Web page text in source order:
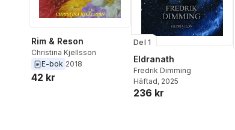
Rim & Reson
Christina Kjellsson
E-bok 2018
42 kr
Del 1
Eldranath
Fredrik Dimming
Häftad, 2025
236 kr